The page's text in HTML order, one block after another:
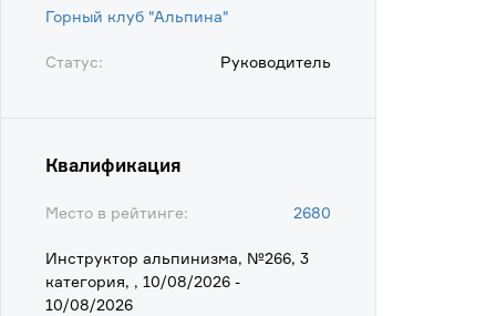
Горный клуб "Альпина"
Статус: Руководитель
Квалификация
Место в рейтинге: 2680
Инструктор альпинизма, №266, 3
категория, , 10/08/2026 -
10/08/2026